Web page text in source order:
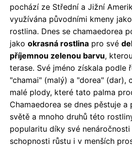
pochází ze Střední a Jižní
využívána původními kmeny
rostlina. Dnes se chamaedorea
jako okrasná rostlina pro své
příjemnou zelenou barvu,
terase. Své jméno získala podle
"chamai" (malý) a "dorea" (dar),
malé plody, které tato palma
Chamaedorea se dnes pěstuje
světě a mnoho druhů této
popularitu díky své nenáročnosti
schopnosti růstu i v menších